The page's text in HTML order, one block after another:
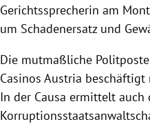
Gerichtssprecherin am
um Schadenersatz und
Die mutmaßliche
Casinos Austria beschäftigt
In der Causa ermittelt